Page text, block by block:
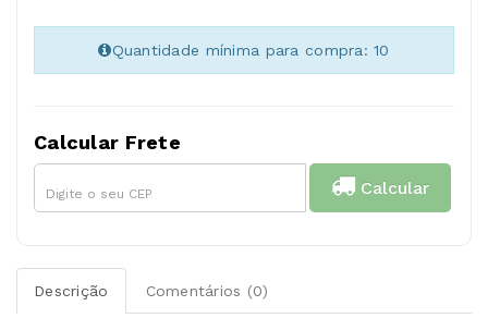
Quantidade mínima para compra: 10
Calcular Frete
Calcular
Descrição Comentários (0)